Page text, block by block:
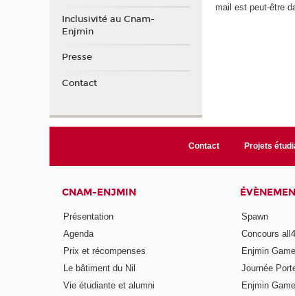
mail est peut-être
Inclusivité au Cnam-
Enjmin
Presse
Contact
Contact Projets
CNAM-ENJMIN
Présentation
Agenda
Prix et récompenses
Le bâtiment du Nil
Vie étudiante et alumni
Spawn
Concours
Enjmin
Journée
Enjmin